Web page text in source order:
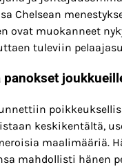
Chelsean
ovat muokanneet
tuleviin
panokset
keskikentältä,
maalimääriä.
mahdollisti hänen